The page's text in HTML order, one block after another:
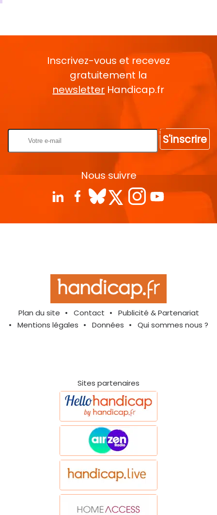
Inscrivez-vous et recevez
gratuitement la
newsletter Handicap.fr
S'inscrire
Nous suivre
Plan du site Contact
Publicité & Partenariat
Mentions légales
Données Qui sommes nous ?
Sites partenaires